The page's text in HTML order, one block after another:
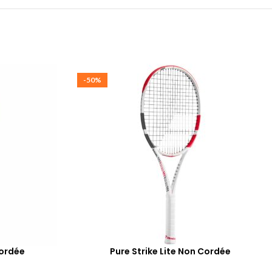
-50%
Pure Strike Lite Non Cordée